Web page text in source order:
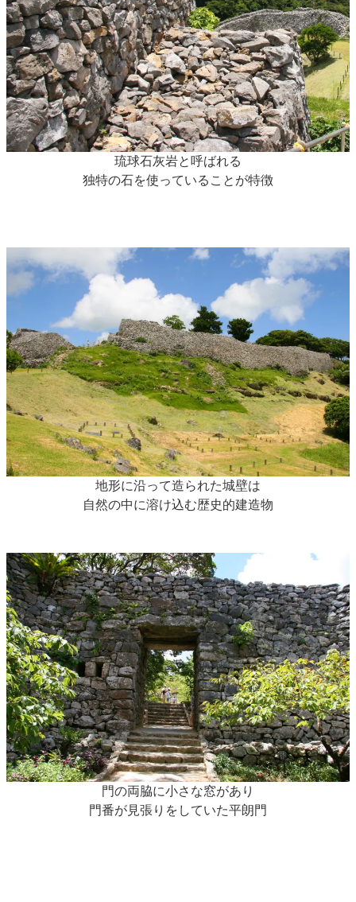
琉球石灰岩と呼ばれる
独特の石を使っていることが特徴
地形に沿って造られた城壁は
自然の中に溶け込む歴史的建造物
門の両脇に小さな窓があり
門番が見張りをしていた平朗門